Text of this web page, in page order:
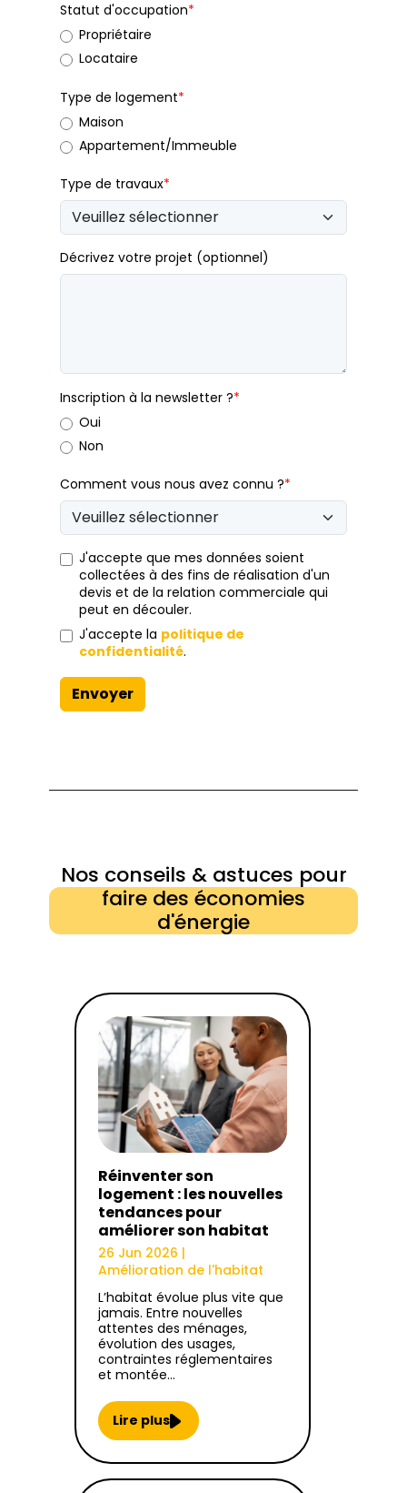
Statut d'occupation*
Propriétaire
Locataire
Type de logement*
Maison
Appartement/Immeuble
Type de travaux*
Décrivez votre projet (optionnel)
Inscription à la newsletter ?*
Oui
Non
Comment vous nous avez connu ?*
J'accepte que mes données soient
collectées à des fins de réalisation d'un
devis et de la relation commerciale qui
peut en découler.
J'accepte la politique de
confidentialité.
Envoyer
Nos conseils & astuces pour
faire des économies
d'énergie
Réinventer son
logement : les nouvelles
tendances pour
améliorer son habitat
26 Jun 2026 |
Amélioration de l'habitat
L’habitat évolue plus vite que
jamais. Entre nouvelles
attentes des ménages,
évolution des usages,
contraintes réglementaires
et montée…
Lire plus